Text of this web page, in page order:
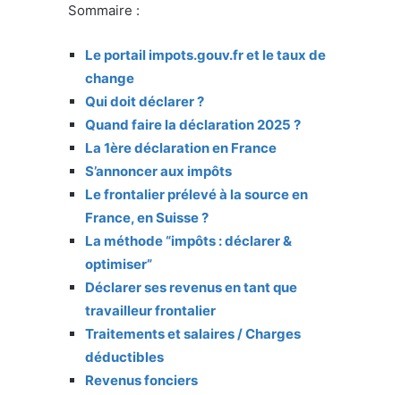
Sommaire :
Le portail impots.gouv.fr et le taux de
change
Qui doit déclarer ?
Quand faire la déclaration 2025 ?
La 1ère déclaration en France
S’annoncer aux impôts
Le frontalier prélevé à la source en
France, en Suisse ?
La méthode “impôts : déclarer &
optimiser”
Déclarer ses revenus en tant que
travailleur frontalier
Traitements et salaires / Charges
déductibles
Revenus fonciers